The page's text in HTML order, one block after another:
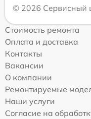
© 2026 Сервисный
Стоимость ремонта
Оплата и доставка
Контакты
Вакансии
О компании
Ремонтируемые
Наши услуги
Согласие на